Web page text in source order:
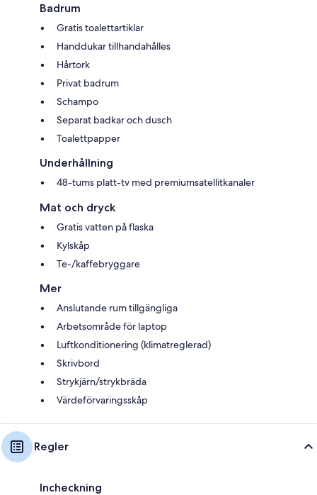
Badrum
Gratis toalettartiklar
Handdukar tillhandahålles
Hårtork
Privat badrum
Schampo
Separat badkar och dusch
Toalettpapper
Underhållning
48-tums platt-tv med premiumsatellitkanaler
Mat och dryck
Gratis vatten på flaska
Kylskåp
Te-/kaffebryggare
Mer
Anslutande rum tillgängliga
Arbetsområde för laptop
Luftkonditionering (klimatreglerad)
Skrivbord
Strykjärn/strykbräda
Värdeförvaringsskåp
Regler
Incheckning